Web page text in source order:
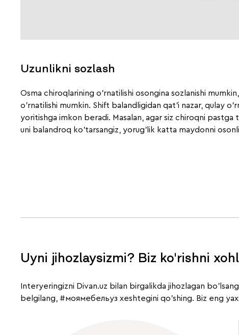
Uzunlikni sozlash
Osma chiroqlarining o'rnatilishi osongina sozlanishi
o'rnatilishi mumkin. Shift balandligidan qat'i nazar, qulay
yoritishga imkon beradi. Masalan, agar siz chiroqni
uni balandroq ko'tarsangiz, yorug'lik katta maydonni
Uyni jihozlaysizmi? Biz ko'rishni
Interyeringizni Divan.uz bilan birgalikda jihozlagan
belgilang, #моямебельуз xeshtegini qo'shing. Biz eng